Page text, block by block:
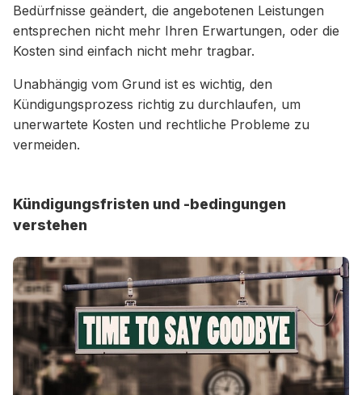
Bedürfnisse geändert, die angebotenen Leistungen
entsprechen nicht mehr Ihren Erwartungen, oder die
Kosten sind einfach nicht mehr tragbar.
Unabhängig vom Grund ist es wichtig, den
Kündigungsprozess richtig zu durchlaufen, um
unerwartete Kosten und rechtliche Probleme zu
vermeiden.
Kündigungsfristen und -bedingungen
verstehen